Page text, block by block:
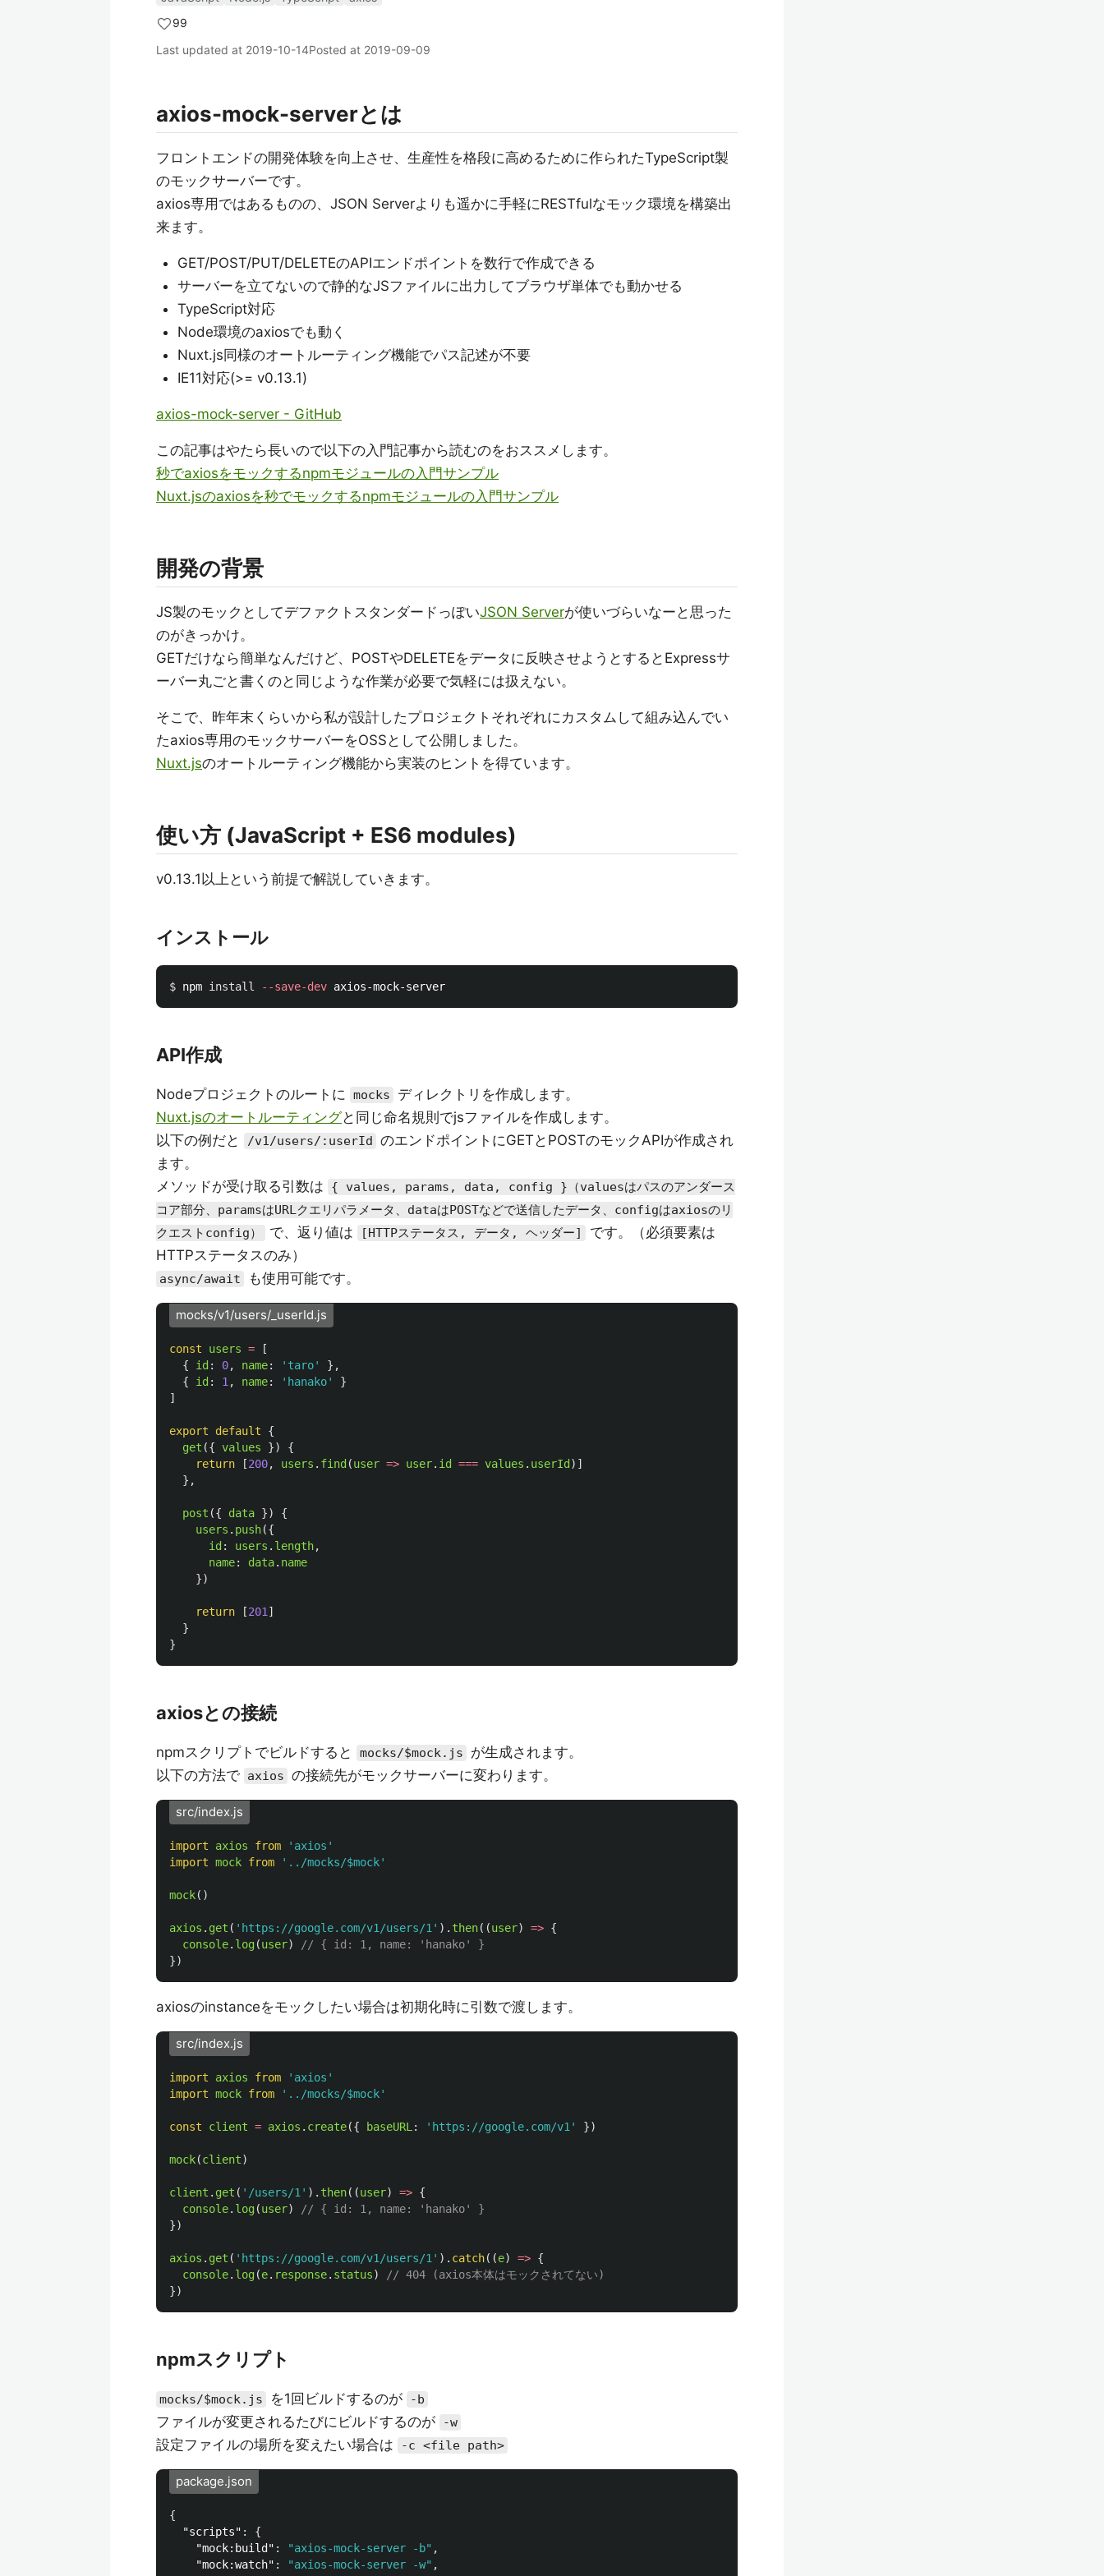
99
Last updated at 2019-10-14Posted at 2019-09-09
axios-mock-serverとは
フロントエンドの開発体験を向上させ、生産性を格段に高めるために作られたTypeScript製
のモックサーバーです。
axios専用ではあるものの、JSON Serverよりも遥かに手軽にRESTfulなモック環境を構築出
来ます。
GET/POST/PUT/DELETEのAPIエンドポイントを数行で作成できる
サーバーを立てないので静的なJSファイルに出力してブラウザ単体でも動かせる
TypeScript対応
Node環境のaxiosでも動く
Nuxt.js同様のオートルーティング機能でパス記述が不要
IE11対応(>= v0.13.1)
axios-mock-server - GitHub
この記事はやたら長いので以下の入門記事から読むのをおススメします。
秒でaxiosをモックするnpmモジュールの入門サンプル
Nuxt.jsのaxiosを秒でモックするnpmモジュールの入門サンプル
開発の背景
JS製のモックとしてデファクトスタンダードっぽいJSON Serverが使いづらいなーと思った
のがきっかけ。
GETだけなら簡単なんだけど、POSTやDELETEをデータに反映させようとするとExpressサ
ーバー丸ごと書くのと同じような作業が必要で気軽には扱えない。
そこで、昨年末くらいから私が設計したプロジェクトそれぞれにカスタムして組み込んでい
たaxios専用のモックサーバーをOSSとして公開しました。
Nuxt.jsのオートルーティング機能から実装のヒントを得ています。
使い方 (JavaScript + ES6 modules)
v0.13.1以上という前提で解説していきます。
インストール
$ npm install --save-dev
API作成
Nodeプロジェクトのルートに mocks
ディレクトリを作成します。
Nuxt.jsのオートルーティングと同じ命名規則でjsファイルを作成します。
以下の例だと
/v1/users/:userId のエンドポイントにGETとPOSTのモックAPIが作成され
ます。
メソッドが受け取る引数は
{ values, params, data, config }（valuesはパスのアンダース
コア部分、paramsはURLクエリパラメータ、dataはPOSTなどで送信したデータ、configはaxiosのリ
クエストconfig）
で、返り値は [HTTPステータス, データ, ヘッダー]
です。（必須要素は
HTTPステータスのみ）
async/await も使用可能です。
mocks/v1/users/_userId.js
const users =
[
{
id : 0, name: ' taro'
},
{
id : 1 , name: ' hanako'
}
]
export default
{
get ({ values })
{
return
[200, users . find (user => user. id === values . userId )]
},
post ({ data })
{
users . push({
id : users . length,
name: data. name
})
return [201 ]
}
}
axiosとの接続
npmスクリプトでビルドすると mocks/$mock.js
が生成されます。
以下の方法で axios の接続先がモックサーバーに変わります。
src/index.js
import axios from ' axios '
import mock from ' ../mocks/$mock'
mock()
axios . get ( ' https://google.com/v1/users/1 ' ). then((user) => {
console. log(user)
// { id: 1, name: 'hanako' }
})
axiosのinstanceをモックしたい場合は初期化時に引数で渡します。
src/index.js
import axios from ' axios '
import mock from ' ../mocks/$mock'
const client = axios . create({ baseURL : ' https://google.com/v1 ' })
mock(client)
client . get ( ' /users/1 ' ). then((user) => {
console. log(user)
// { id: 1, name: 'hanako' }
})
axios . get ( ' https://google.com/v1/users/1 ' ). catch((e) => {
console. log(e. response. status)
// 404 (axios本体はモックされてない)
})
npmスクリプト
mocks/$mock.js を1回ビルドするのが -b
ファイルが変更されるたびにビルドするのが -w
設定ファイルの場所を変えたい場合は -c <file path>
package.json
{
"scripts" :
{
"mock:build" : "axios-mock-server -b" ,
"mock:watch" : "axios-mock-server -w" ,